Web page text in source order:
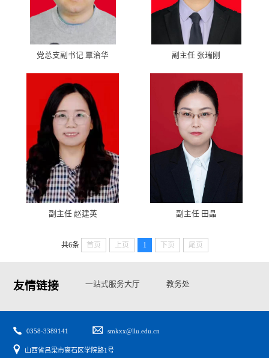
党总支副书记 覃治华 副主任 张瑞刚
副主任 赵建英 副主任 田晶
共6条 首页 上页 1 下页 尾页
友情链接 一站式服务大厅
教务处
0358-3389141 smkxx@llu.edu.cn
山西省吕梁市离石区学院路1号